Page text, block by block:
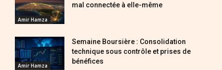
Amir Hamza
mal connectée à elle-même
Amir Hamza
Semaine Boursière : Consolidation
technique sous contrôle et prises de
bénéfices